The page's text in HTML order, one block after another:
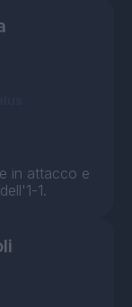
in attacco e
1.